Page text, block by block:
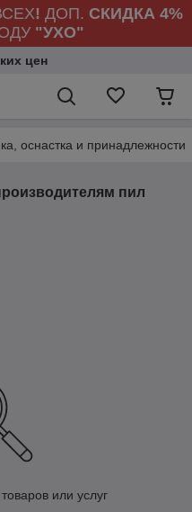
! ДОП. СКИДКА 4%
"УХО"
цен
оснастка и принадлежности
пил
или услуг